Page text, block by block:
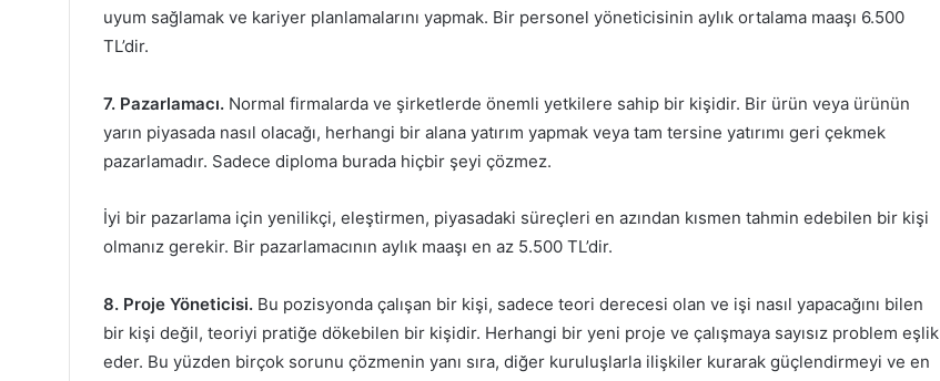
uyum sağlamak ve kariyer planlamalarını yapmak. Bir personel yöneticisinin aylık ortalama maaşı 6.500
TL’dir.
7. Pazarlamacı. Normal firmalarda ve şirketlerde önemli yetkilere sahip bir kişidir. Bir ürün veya ürünün
yarın piyasada nasıl olacağı, herhangi bir alana yatırım yapmak veya tam tersine yatırımı geri çekmek
pazarlamadır. Sadece diploma burada hiçbir şeyi çözmez.
İyi bir pazarlama için yenilikçi, eleştirmen, piyasadaki süreçleri en azından kısmen tahmin edebilen bir kişi
olmanız gerekir. Bir pazarlamacının aylık maaşı en az 5.500 TL’dir.
8. Proje Yöneticisi. Bu pozisyonda çalışan bir kişi, sadece teori derecesi olan ve işi nasıl yapacağını bilen
bir kişi değil, teoriyi pratiğe dökebilen bir kişidir. Herhangi bir yeni proje ve çalışmaya sayısız problem eşlik
eder. Bu yüzden birçok sorunu çözmenin yanı sıra, diğer kuruluşlarla ilişkiler kurarak güçlendirmeyi ve en